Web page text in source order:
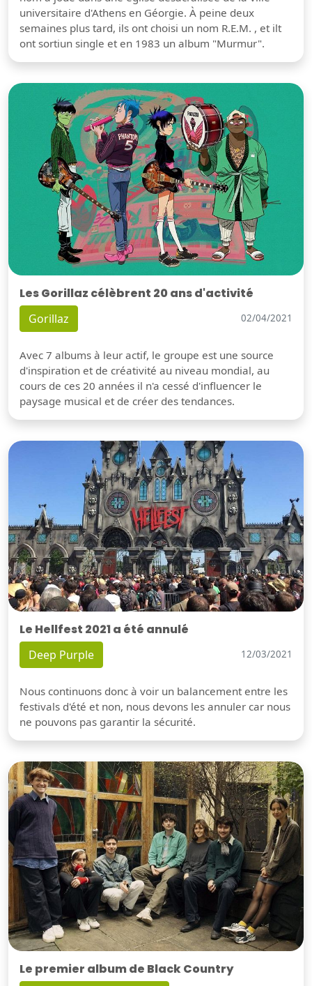
universitaire d'Athens en Géorgie. À peine deux
semaines plus tard, ils ont choisi un nom R.E.M. , et ilt
ont sortiun single et en 1983 un album "Murmur".
Les Gorillaz célèbrent 20 ans d'activité
Gorillaz 02/04/2021
Avec 7 albums à leur actif, le groupe est une source
d'inspiration et de créativité au niveau mondial, au
cours de ces 20 années il n'a cessé d'influencer le
paysage musical et de créer des tendances.
Le Hellfest 2021 a été annulé
Deep Purple 12/03/2021
Nous continuons donc à voir un balancement entre les
festivals d'été et non, nous devons les annuler car nous
ne pouvons pas garantir la sécurité.
Le premier album de Black Country